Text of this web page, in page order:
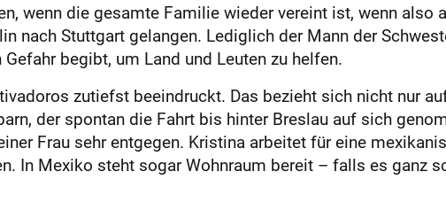
wenn die gesamte Familie wieder vereint ist, wenn also
nach Stuttgart gelangen. Lediglich der Mann der
begibt, um Land und Leuten zu helfen.
zutiefst beeindruckt. Das bezieht sich nicht nur
der spontan die Fahrt bis hinter Breslau auf sich
Frau sehr entgegen. Kristina arbeitet für eine
In Mexiko steht sogar Wohnraum bereit – falls es ganz